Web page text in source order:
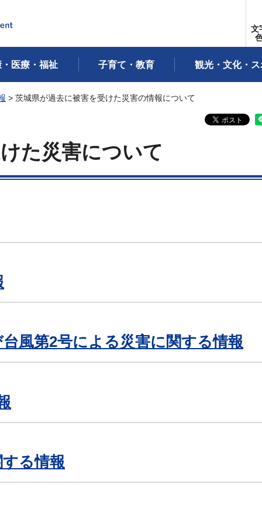
文
・医療・福祉 子育て・教育 観光・文化・
> 茨城県が過去に被害を受けた災害の情報について
た災害について
風第2号による災害に関する情報
る情報